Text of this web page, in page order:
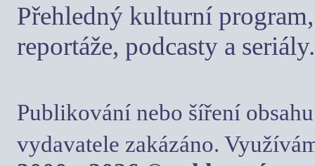
Přehledný kulturní
reportáže, podcasty a seriály.
Publikování nebo šíření
vydavatele zakázáno.